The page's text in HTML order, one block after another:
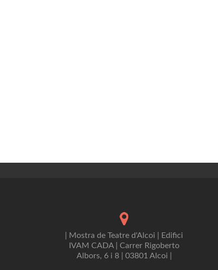
| Mostra de Teatre d'Alcoi | Edifici
IVAM CADA | Carrer Rigoberto
Albors, 6 i 8 | 03801 Alcoi |